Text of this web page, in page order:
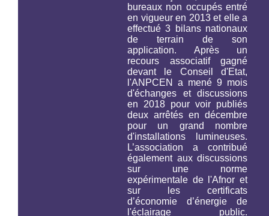
bureaux non occupés entré
en vigueur en 2013 et elle a
effectué 3 bilans nationaux
de terrain de son
application. Après un
recours associatif gagné
devant le Conseil d'Etat,
l'ANPCEN a mené 9 mois
d'échanges et discussions
en 2018 pour voir publiés
deux arrêtés en décembre
pour un grand nombre
d'installations lumineuses.
L’association a contribué
également aux discussions
sur une norme
expérimentale de l'Afnor et
sur les certificats
d’économie d’énergie de
l'éclairage public.